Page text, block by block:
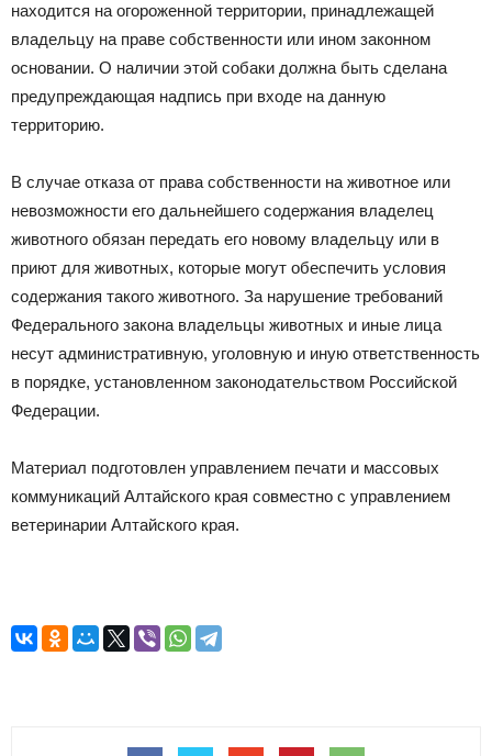
находится на огороженной территории, принадлежащей
владельцу на праве собственности или ином законном
основании. О наличии этой собаки должна быть сделана
предупреждающая надпись при входе на данную
территорию.
В случае отказа от права собственности на животное или
невозможности его дальнейшего содержания владелец
животного обязан передать его новому владельцу или в
приют для животных, которые могут обеспечить условия
содержания такого животного. За нарушение требований
Федерального закона владельцы животных и иные лица
несут административную, уголовную и иную ответственность
в порядке, установленном законодательством Российской
Федерации.
Материал подготовлен управлением печати и массовых
коммуникаций Алтайского края совместно с управлением
ветеринарии Алтайского края.